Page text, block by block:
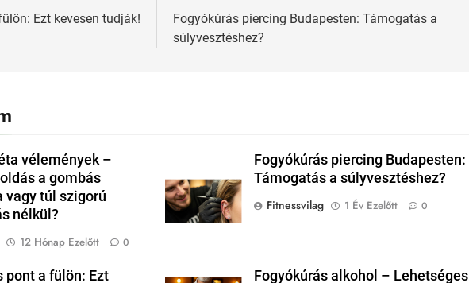
Ezt kevesen tudják!
Fogyókúrás piercing Budapesten: Támogatás a
súlyvesztéshez?
vélemények –
a gombás
vagy túl szigorú
nélkül?
12 Hónap Ezelőtt 0
Fogyókúrás piercing Budapesten:
Támogatás a súlyvesztéshez?
Fitnessvilag
1 Év Ezelőtt 0
pont a fülön: Ezt Fogyókúrás alkohol – Lehetséges